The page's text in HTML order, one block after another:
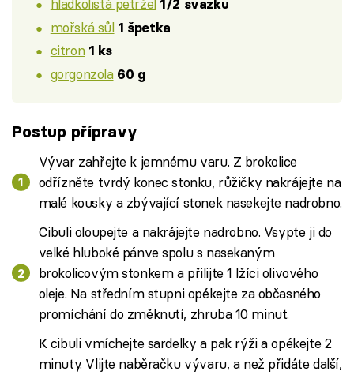
hladkolistá petržel 1/2 svazku
mořská sůl 1 špetka
citron 1 ks
gorgonzola 60 g
Postup přípravy
Vývar zahřejte k jemnému varu. Z brokolice
odřízněte tvrdý konec stonku, růžičky nakrájejte na
malé kousky a zbývající stonek nasekejte nadrobno.
Cibuli oloupejte a nakrájejte nadrobno. Vsypte ji do
velké hluboké pánve spolu s nasekaným
brokolicovým stonkem a přilijte 1 lžíci olivového
oleje. Na středním stupni opékejte za občasného
promíchání do změknutí, zhruba 10 minut.
K cibuli vmíchejte sardelky a pak rýži a opékejte 2
minuty. Vlijte naběračku vývaru, a než přidáte další,